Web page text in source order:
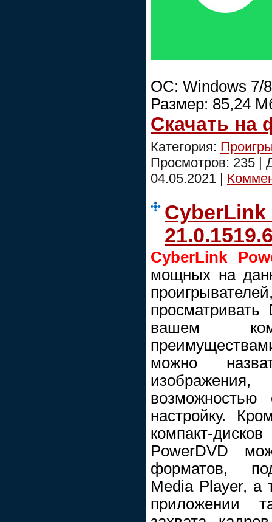
ОС: Windows 7/
Размер: 85,24
Скачать на
Категория:
Просмотров: 235 |
04.05.2021 |
CyberLink
CyberLink
мощных на
вашем
можно
настройку.
компакт-
PowerDVD
форматов,
Media Player, а
приложении